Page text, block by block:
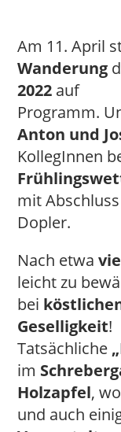
Am 11. April
Wanderung
2022 auf
Programm.
Anton und
KollegInnen
mit
Dopler.
Nach etwa
leicht zu
bei
Geselligkeit!
Tatsächliche
im
Holzapfel,
und auch